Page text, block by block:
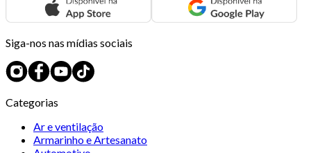
Siga-nos nas mídias sociais
Categorias
Ar e ventilação
Armarinho e Artesanato